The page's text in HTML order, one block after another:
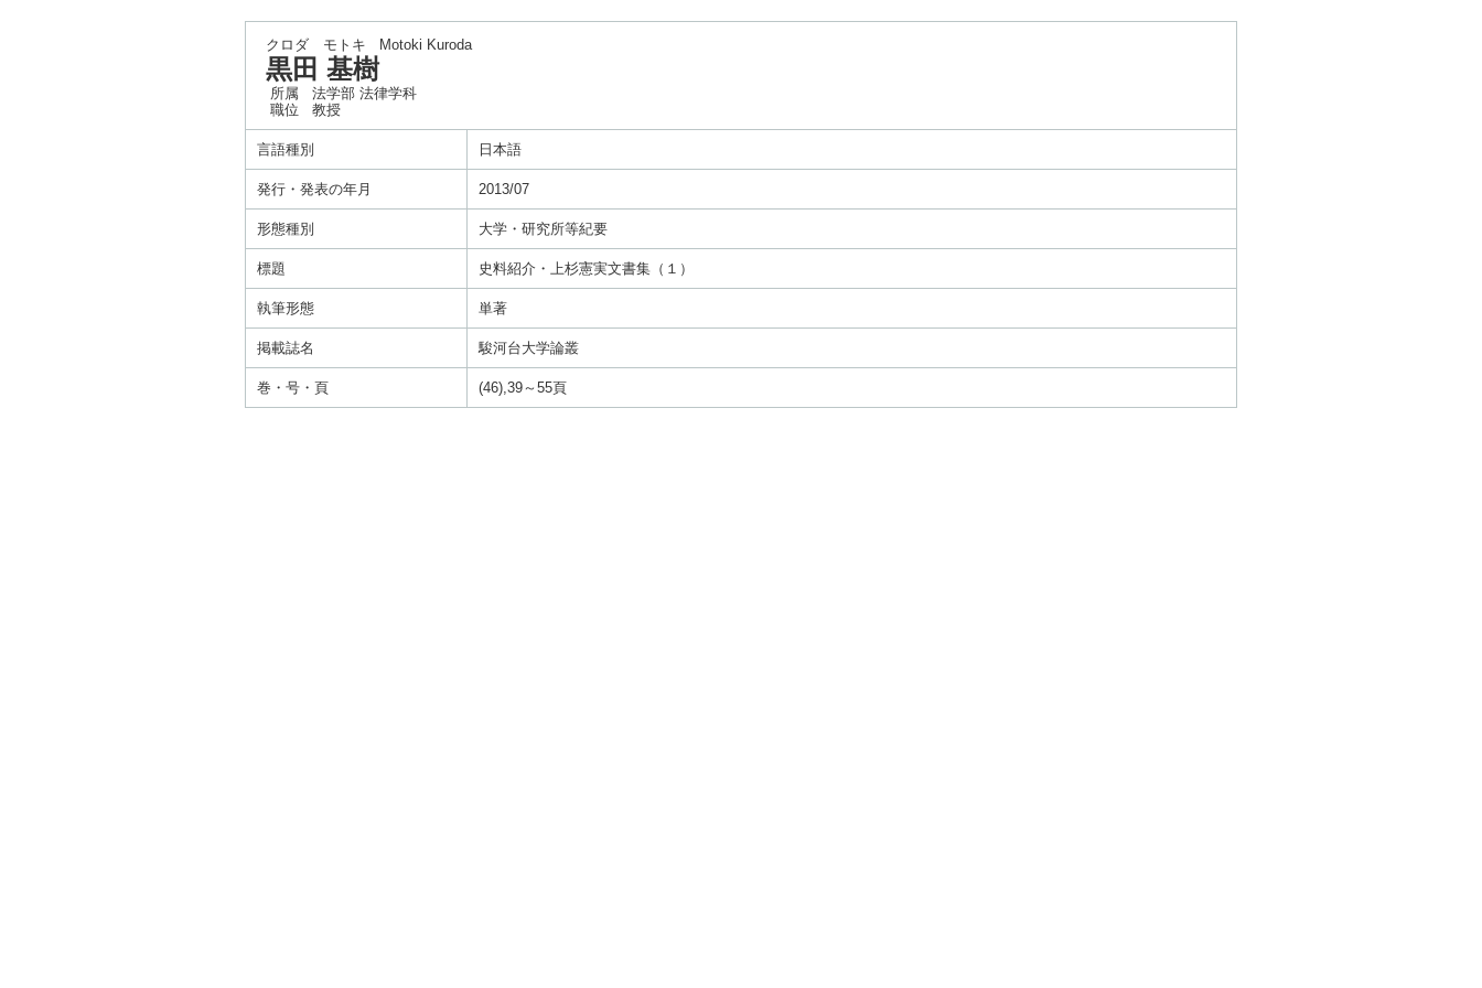
クロダ モトキ Motoki Kuroda
黒田 基樹
所属
法学部 法律学科
職位
教授
言語種別 日本語
発行・発表の年月 2013/07
形態種別 大学・研究所等紀要
標題 史料紹介・上杉憲実文書集（１）
執筆形態 単著
掲載誌名 駿河台大学論叢
巻・号・頁 (46),39～55頁